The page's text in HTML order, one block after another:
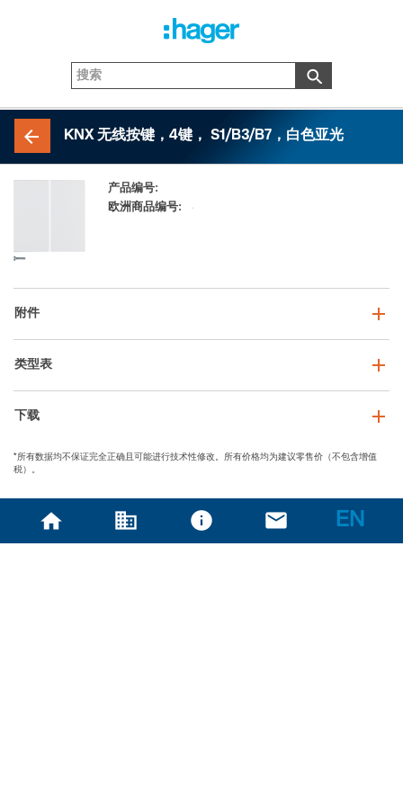
KNX 无线按键，4键， S1/B3/B7，白色亚光
产品编号:
85648188
欧洲商品编号:
4011334381648
附件
类型表
下载
*所有数据均不保证完全正确且可能进行技术性修改。所有价格均为建议零售价（不包含增值
税）。
EN